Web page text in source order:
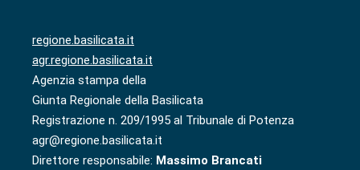
regione.basilicata.it
agr.regione.basilicata.it
Agenzia stampa della
Giunta Regionale della Basilicata
Registrazione n. 209/1995 al Tribunale di Potenza
agr@regione.basilicata.it
Direttore responsabile: Massimo Brancati